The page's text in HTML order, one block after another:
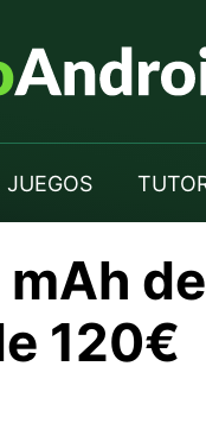
JUEGOS
120€